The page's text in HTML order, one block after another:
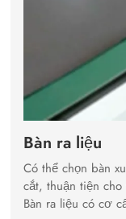
Bàn ra liệu
Có thể chọn bàn
cắt, thuận tiện
Bàn ra liệu có cơ